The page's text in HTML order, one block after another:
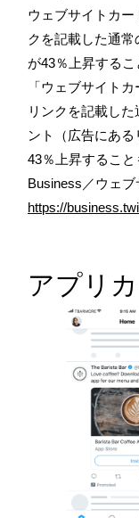
ウェブサイトカ
クを記載した通
が43％上昇するこ
「ウェブサイト
リンクを記載し
ント（広告にあ
43％上昇するこ
Business／ウェ
https://
アプリ